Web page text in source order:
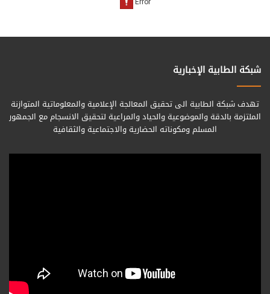
شبكة الطابية الإخبارية
تهدف شبكة الطابية الى تحقيق المعالجة الإعلامية والمعلوماتية المتوازنة
الملتزمة بالدقة والموضوعية والحياد والمراعية لتحقيق الانسجام مع الجمهور
المسلم ومكوناته الحضارية والاجتماعية والثقافية